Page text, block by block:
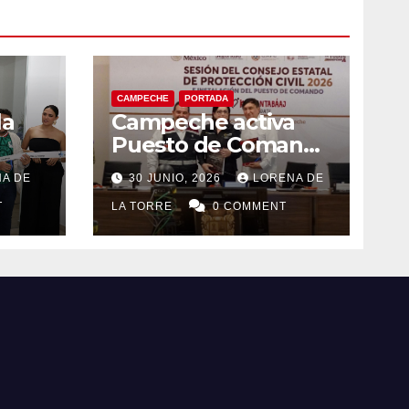
DE
CAMPECHE PORTADA
Campeche activa
Puesto de Comando
y refuerza acciones
de Protección Civil
ante riesgos
hidrometeorológico
30 JUNIO, 2026 LORENA DE
LA TORRE 0 COMMENT